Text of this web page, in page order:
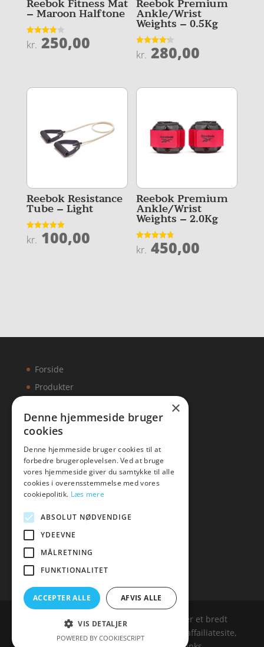
Reebok Fitness Mat
– Maroon Halftone
Vurderet
3.9
kr. 250,00
Reebok Premium
Ankle/Wrist
Weights – 0.5Kg
Vurderet
4.2
kr. 280,00
Reebok Resistance
Tube – Light
Vurderet
5
kr. 100,00
Reebok Premium
Ankle/Wrist
Weights – 2.0Kg
Vurderet
4.8
kr. 450,00
Forside
Produkter
Artikler
Malawigruppen
Mail:hej@malawigruppen.dk
Malawigruppen.dk er siden, der samler et bredt
udvalg af spændende varer. Siden er et affailiatesite,
×
Denne hjemmeside bruger
cookies
Denne hjemmeside bruger cookies til at
forbedre brugeroplevelsen. Ved at bruge
vores hjemmeside giver du samtykke til alle
cookies i overensstemmelse med vores
cookiepolitik. Læs mere
ABSOLUT NØDVENDIGE
YDEEVNE
MÅLRETNING
FUNKTIONALITET
ACCEPTER ALLE AFVIS ALLE
VIS DETALJER
POWERED BY COOKIESCRIPT